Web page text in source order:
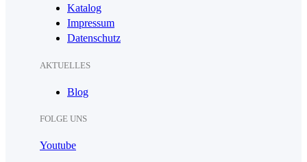
Katalog
Impressum
Datenschutz
AKTUELLES
Blog
FOLGE UNS
Youtube